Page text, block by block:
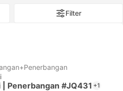
Filter
| Penerbangan #JQ431 +1